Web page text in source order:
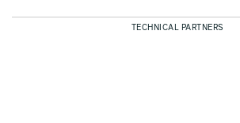
TECHNICAL PARTNERS